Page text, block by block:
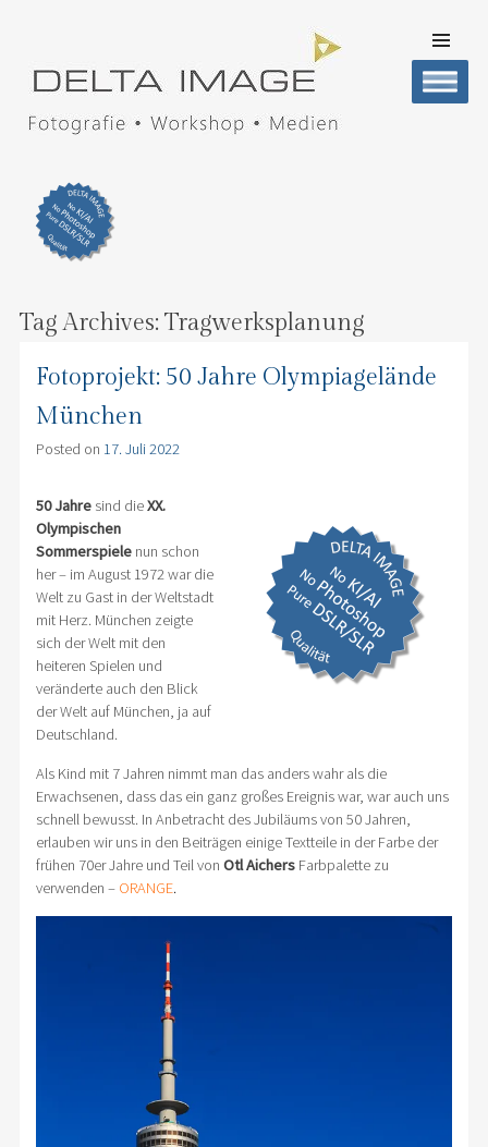
CONTENT
Tag Archives: Tragwerksplanung
Fotoprojekt: 50 Jahre Olympiagelände
München
Posted on 17. Juli 2022
50 Jahresind dieXX.
Olympischen
Sommerspielenun schon
her – im August 1972 war die
Welt zu Gast in der Weltstadt
mit Herz. München zeigte
sich der Welt mit den
heiteren Spielen und
veränderte auch den Blick
der Welt auf München, ja auf
Deutschland.
Als Kind mit 7 Jahren nimmt man das anders wahr als die
Erwachsenen, dass das ein ganz großes Ereignis war, war auch uns
schnell bewusst. In Anbetracht des Jubiläums von 50 Jahren,
erlauben wir uns in den Beiträgen einige Textteile in der Farbe der
frühen 70er Jahre und Teil von Otl AichersFarbpalette zu
verwenden – ORANGE.